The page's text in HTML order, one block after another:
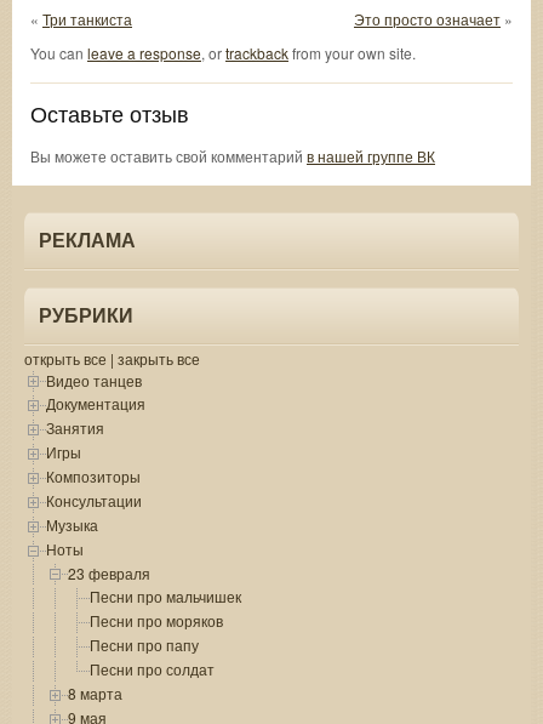
« Три танкиста Это просто означает »
You can leave a response, ortrackbackfrom your own site.
Оставьте отзыв
Вы можете оставить свой комментарий в нашей группе ВК
РЕКЛАМА
РУБРИКИ
открыть все | закрыть все
Видео танцев
Документация
Занятия
Игры
Композиторы
Консультации
Музыка
Ноты
23 февраля
Песни про мальчишек
Песни про моряков
Песни про папу
Песни про солдат
8 марта
9 мая